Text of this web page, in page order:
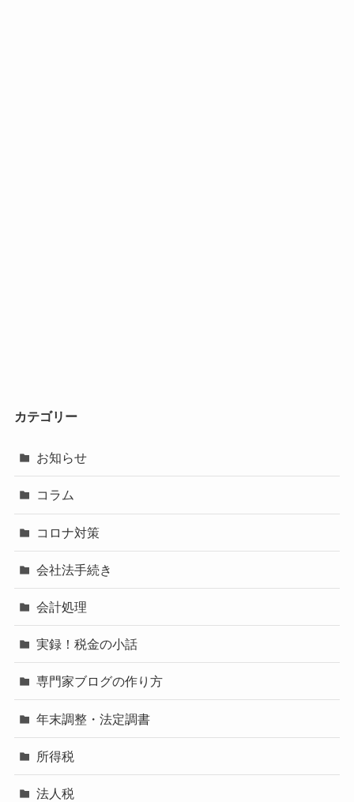
カテゴリー
お知らせ
コラム
コロナ対策
会社法手続き
会計処理
実録！税金の小話
専門家ブログの作り方
年末調整・法定調書
所得税
法人税